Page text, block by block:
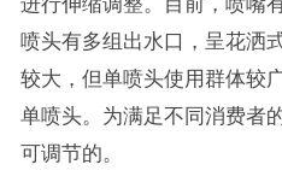
喷头有多组出水口，呈花洒
较大，但单喷头使用群体较
单喷头。为满足不同消费者
可调节的。